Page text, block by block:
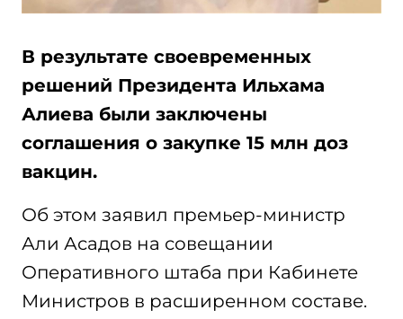
В результате своевременных
решений Президента Ильхама
Алиева были заключены
соглашения о закупке 15 млн доз
вакцин.
Об этом заявил премьер-министр
Али Асадов на совещании
Оперативного штаба при Кабинете
Министров в расширенном составе.